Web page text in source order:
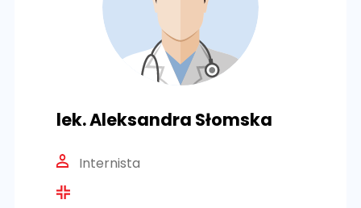
lek. Aleksandra Słomska
Internista